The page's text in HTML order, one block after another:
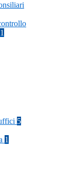
5
1